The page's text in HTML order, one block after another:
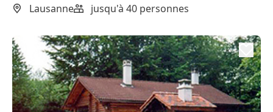
Lausanne jusqu'à 40 personnes